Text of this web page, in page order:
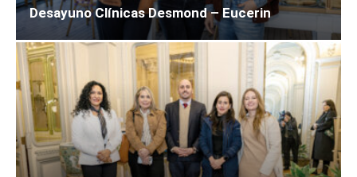
Desayuno Clínicas Desmond – Eucerin